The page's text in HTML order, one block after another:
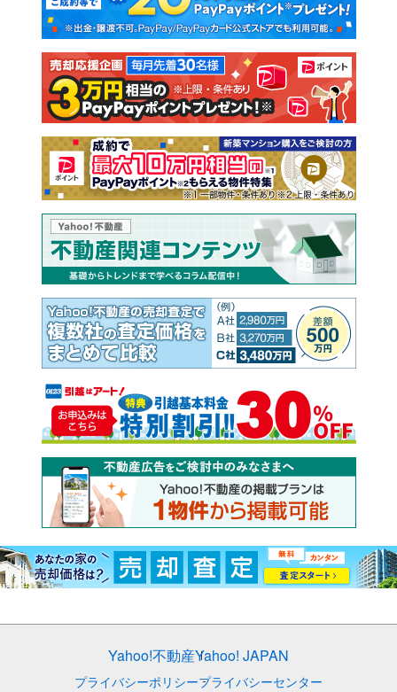
新築一戸建て 中古一戸建て
注文住宅 土地
売却査定
Yahoo!不動産Yahoo! JAPAN
プライバシーポリシープライバシーセンター